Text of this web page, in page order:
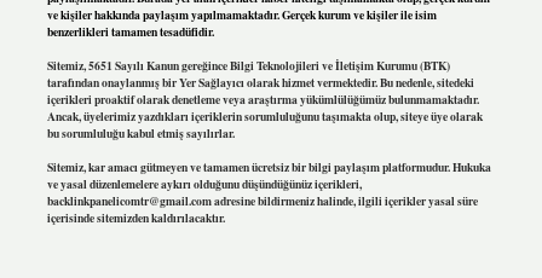
ve kişiler hakkında paylaşım yapılmamaktadır. Gerçek kurum ve kişiler ile isim
benzerlikleri tamamen tesadüfidir.
Sitemiz, 5651 Sayılı Kanun gereğince Bilgi Teknolojileri ve İletişim Kurumu (BTK)
tarafından onaylanmış bir Yer Sağlayıcı olarak hizmet vermektedir. Bu nedenle, sitedeki
içerikleri proaktif olarak denetleme veya araştırma yükümlülüğümüz bulunmamaktadır.
Ancak, üyelerimiz yazdıkları içeriklerin sorumluluğunu taşımakta olup, siteye üye olarak
bu sorumluluğu kabul etmiş sayılırlar.
Sitemiz, kar amacı gütmeyen ve tamamen ücretsiz bir bilgi paylaşım platformudur. Hukuka
ve yasal düzenlemelere aykırı olduğunu düşündüğünüz içerikleri,
backlinkpanelicomtr@gmail.comadresine bildirmeniz halinde, ilgili içerikler yasal süre
içerisinde sitemizden kaldırılacaktır.